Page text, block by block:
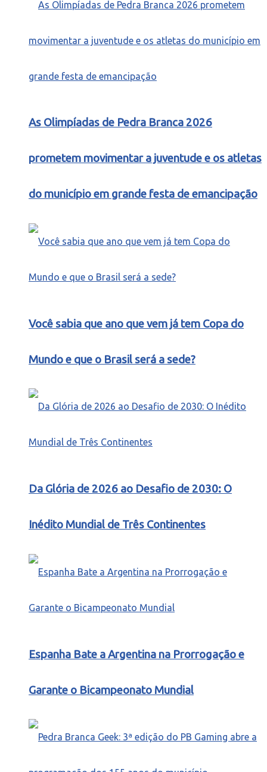
As Olimpíadas de Pedra Branca 2026
prometem movimentar a juventude e os atletas
do município em grande festa de emancipação
Você sabia que ano que vem já tem Copa do
Mundo e que o Brasil será a sede?
Da Glória de 2026 ao Desafio de 2030: O
Inédito Mundial de Três Continentes
Espanha Bate a Argentina na Prorrogação e
Garante o Bicampeonato Mundial